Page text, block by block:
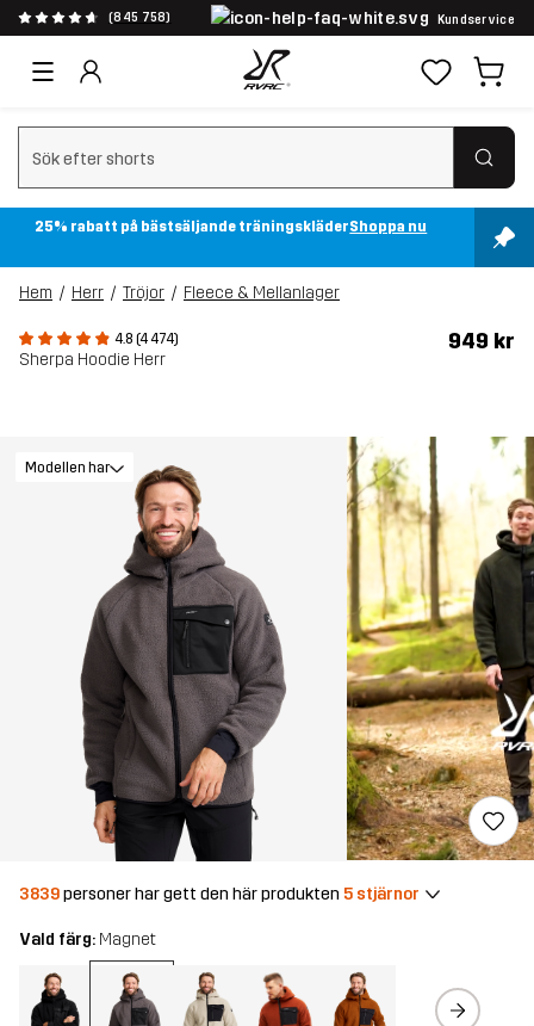
(845 758) Kundservice
Rensa sök
25% rabatt på bästsäljande träningskläderShoppa nu
Hem Herr Tröjor Fleece & Mellanlager
4.8 (4 474)
Sherpa Hoodie Herr
949 kr
Modellen har
3839personer har gett den här produkten 5 stjärnor
Vald färg: Magnet